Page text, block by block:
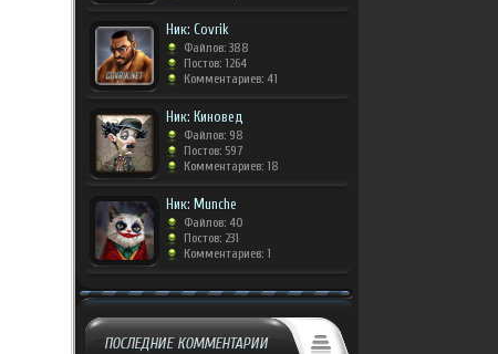
Ник: Covrik
Файлов: 388
Постов: 1264
Комментариев: 41
Ник: Киновед
Файлов: 98
Постов: 597
Комментариев: 18
Ник: Munche
Файлов: 40
Постов: 231
Комментариев: 1
ПОСЛЕДНИЕ КОММЕНТАРИИ